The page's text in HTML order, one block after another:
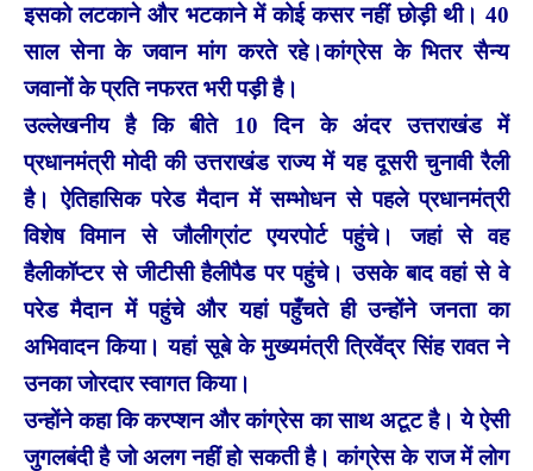
इसको लटकाने और भटकाने में कोई कसर नहीं छोड़ी थी। 40
साल सेना के जवान मांग करते रहे।कांग्रेस के भितर सैन्य
जवानों के प्रति नफरत भरी पड़ी है।
उल्लेखनीय है कि बीते 10 दिन के अंदर उत्तराखंड में
प्रधानमंत्री मोदी की उत्तराखंड राज्य में यह दूसरी चुनावी रैली
है। ऐतिहासिक परेड मैदान में सम्भोधन से पहले प्रधानमंत्री
विशेष विमान से जौलीग्रांट एयरपोर्ट पहुंचे। जहां से वह
हैलीकॉप्टर से जीटीसी हैलीपैड पर पहुंचे। उसके बाद वहां से वे
परेड मैदान में पहुंचे और यहां पहुँचते ही उन्होंने जनता का
अभिवादन किया। यहां सूबे के मुख्यमंत्री त्रिवेंद्र सिंह रावत ने
उनका जोरदार स्वागत किया।
उन्होंने कहा कि करप्शन और कांग्रेस का साथ अटूट है। ये ऐसी
जुगलबंदी है जो अलग नहीं हो सकती है। कांग्रेस के राज में लोग